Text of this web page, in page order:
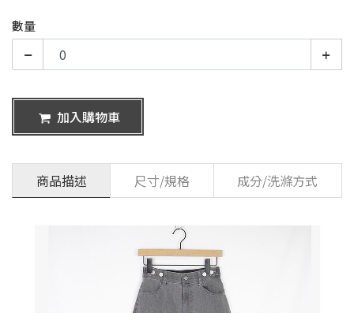
數量
加入購物車
商品描述 尺寸/規格 成分/洗滌方式